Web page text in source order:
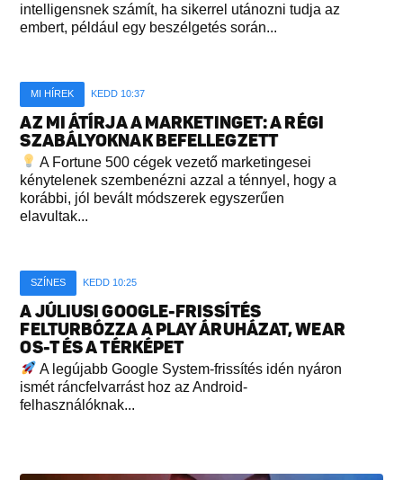
intelligensnek számít, ha sikerrel utánozni tudja az
embert, például egy beszélgetés során...
MI HÍREK KEDD 10:37
AZ MI ÁTÍRJA A MARKETINGET: A RÉGI
SZABÁLYOKNAK BEFELLEGZETT
A Fortune 500 cégek vezető marketingesei
kénytelenek szembenézni azzal a ténnyel, hogy a
korábbi, jól bevált módszerek egyszerűen
elavultak...
SZÍNES KEDD 10:25
A JÚLIUSI GOOGLE-FRISSÍTÉS
FELTURBÓZZA A PLAY ÁRUHÁZAT, WEAR
OS-T ÉS A TÉRKÉPET
A legújabb Google System-frissítés idén nyáron
ismét ráncfelvarrást hoz az Android-
felhasználóknak...